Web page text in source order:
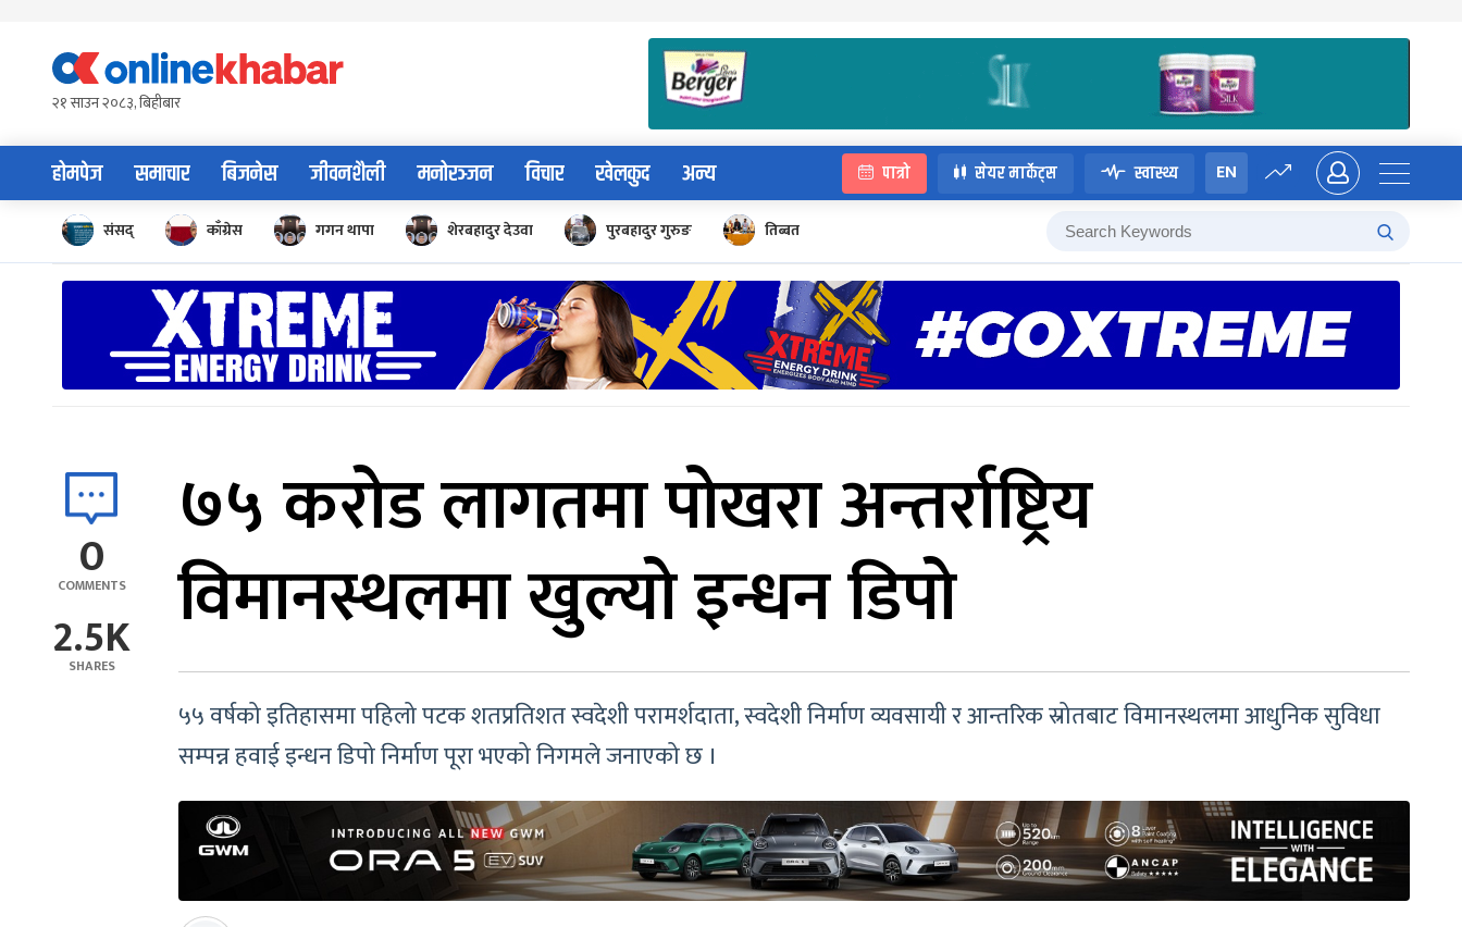
content२१ साउन २०८३, बिहीबार
होमपेज समाचार बिजनेस जीवनशैली मनोरञ्जन विचार खेलकुद अन्य पात्रो सेयर मार्केट्स स्वास्थ्य EN
संसद् काँग्रेस गगन थापा शेरबहादुर देउवा पुरबहादुर गुरुङ तिब्बत
0
COMMENTS
2.5K
SHARES
७५ करोड लागतमा पोखरा अन्तर्राष्ट्रिय
विमानस्थलमा खुल्यो इन्धन डिपो
५५ वर्षको इतिहासमा पहिलो पटक शतप्रतिशत स्वदेशी परामर्शदाता, स्वदेशी निर्माण व्यवसायी र आन्तरिक स्रोतबाट विमानस्थलमा आधुनिक सुविधा
सम्पन्न हवाई इन्धन डिपो निर्माण पूरा भएको निगमले जनाएको छ ।